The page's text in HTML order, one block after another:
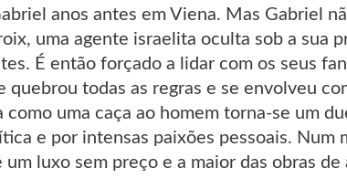
anos antes em Viena. Mas Gabriel
uma agente israelita oculta sob a sua
É então forçado a lidar com os seus
quebrou todas as regras e se envolveu
como uma caça ao homem torna-se um
e por intensas paixões pessoais. Num
um luxo sem preço e a maior das obras de